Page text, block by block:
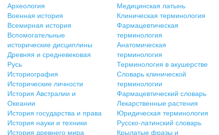
Археология
Военная история
Всемирная история
Вспомогательные
исторические дисциплины
Древняя и средневековая
Русь
Историография
Исторические личности
История Австралии и
Океании
История государства и права
История науки и техники
История древнего мира
Медицинская латынь
Клиническая терминология
Фармацевтическая
терминология
Анатомическая
терминология
Терминология в акушерстве
Словарь клинической
терминологии
Фармацевтический словарь
Лекарственные растения
Юридическая терминология
Русско-латинский словарь
Крылатые фразы и